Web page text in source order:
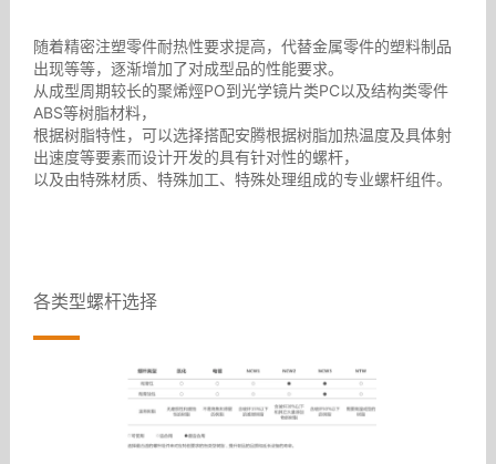
随着精密注塑零件耐热性要求提高，代替金属零件的塑料制品
出现等等，逐渐增加了对成型品的性能要求。
从成型周期较长的聚烯烴PO到光学镜片类PC以及结构类零件
ABS等树脂材料，
根据树脂特性，可以选择搭配安腾根据树脂加热温度及具体射
出速度等要素而设计开发的具有针对性的螺杆，
以及由特殊材质、特殊加工、特殊处理组成的专业螺杆组件。
各类型螺杆选择